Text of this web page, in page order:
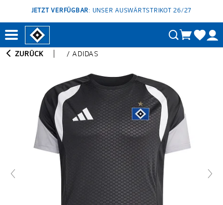
JETZT VERFÜGBAR: UNSER AUSWÄRTSTRIKOT 26/27
ZURÜCK /ADIDAS